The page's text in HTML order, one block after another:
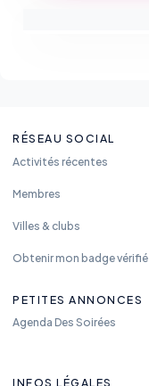
RÉSEAU SOCIAL
Activités récentes
Membres
Villes & clubs
Obtenir mon badge vérifié
PETITES ANNONCES
Agenda Des Soirées
INFOS LÉGALES